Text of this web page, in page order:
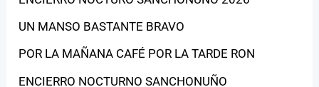
UN MANSO BASTANTE BRAVO
POR LA MAÑANA CAFÉ POR LA TARDE RON
ENCIERRO NOCTURNO SANCHONUÑO